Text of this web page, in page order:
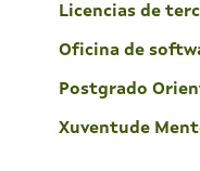
Licencias de
Oficina de
Postgrado
Xuventude